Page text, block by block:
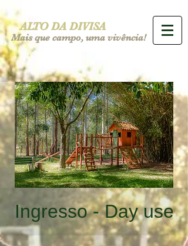
ALTO DA DIVISA
Mais que campo, uma vivência!
Ingresso - Day use